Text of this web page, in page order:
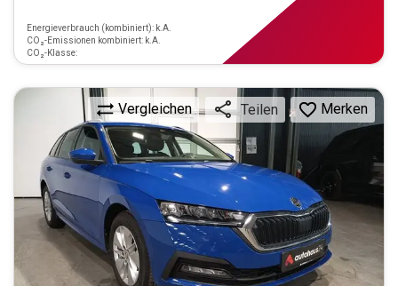
Energieverbrauch (kombiniert): k.A.
CO₂-Emissionen kombiniert: k.A.
CO₂-Klasse:
Vergleichen Teilen Merken